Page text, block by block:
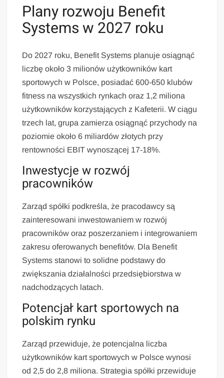
Plany rozwoju Benefit
Systems w 2027 roku
Do 2027 roku, Benefit Systems planuje osiągnąć
liczbę około 3 milionów użytkowników kart
sportowych w Polsce, posiadać 600-650 klubów
fitness na wszystkich rynkach oraz 1,2 miliona
użytkowników korzystających z Kafeterii. W ciągu
trzech lat, grupa zamierza osiągnąć przychody na
poziomie około 6 miliardów złotych przy
rentowności EBIT wynoszącej 17-18%.
Inwestycje w rozwój
pracowników
Zarząd spółki podkreśla, że pracodawcy są
zainteresowani inwestowaniem w rozwój
pracowników oraz poszerzaniem i integrowaniem
zakresu oferowanych benefitów. Dla Benefit
Systems stanowi to solidne podstawy do
zwiększania działalności przedsiębiorstwa w
nadchodzących latach.
Potencjał kart sportowych na
polskim rynku
Zarząd przewiduje, że potencjalna liczba
użytkowników kart sportowych w Polsce wynosi
od 2,5 do 2,8 miliona. Strategia spółki przewiduje